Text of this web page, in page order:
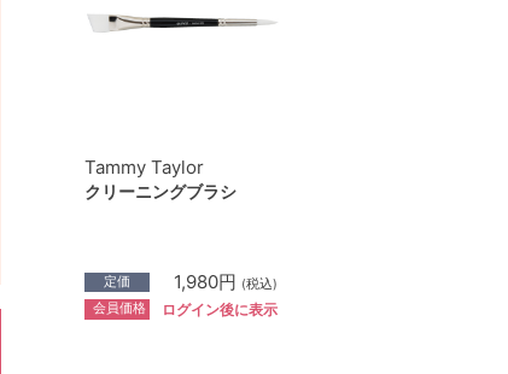
Tammy Taylor
クリーニングブラシ
定価 1,980円 (税込)
会員価格 ログイン後に表示